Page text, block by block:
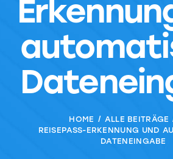
HOME ALLE BEITRÄGE
REISEPASS-ERKENNUNG UND
DATENEINGABE